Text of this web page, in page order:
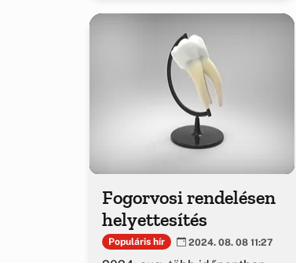
Fogorvosi rendelésen
helyettesítés
Populáris hír 2024. 08. 08 11:27